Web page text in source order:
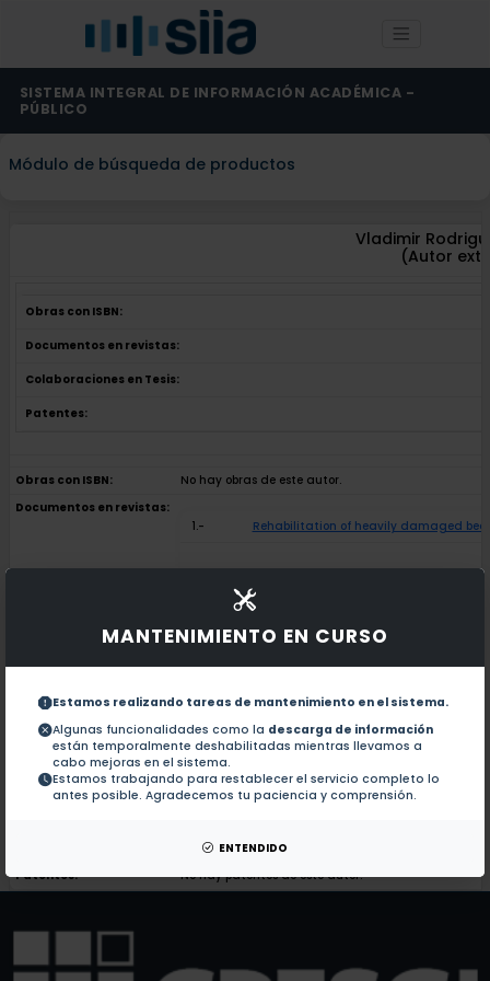
MANTENIMIENTO EN CURSO
Estamos realizando tareas de mantenimiento en el sistema.
Algunas funcionalidades como la descarga de información
están temporalmente deshabilitadas mientras llevamos a
cabo mejoras en el sistema.
Estamos trabajando para restablecer el servicio completo lo
antes posible. Agradecemos tu paciencia y comprensión.
ENTENDIDO
SISTEMA INTEGRAL DE INFORMACIÓN ACADÉMICA -
PÚBLICO
Módulo de búsqueda de productos
Vladimir
(Autor
Obras con ISBN:
Documentos en revistas:
Colaboraciones en Tesis:
Patentes:
Obras con ISBN:
No hay obras de este autor.
Documentos en revistas:
1.-
Rehabilitation of heavily damaged
Configuring Au and Ag nanorods for
5.- Determination of the size distribution
No hay tesis de este autor.
Patentes:
No hay patentes de este autor.